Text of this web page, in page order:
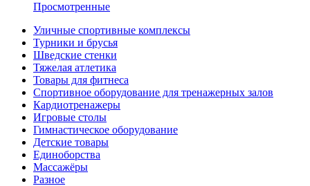
Просмотренные
Уличные спортивные комплексы
Турники и брусья
Шведские стенки
Тяжелая атлетика
Товары для фитнеса
Спортивное оборудование для тренажерных залов
Кардиотренажеры
Игровые столы
Гимнастическое оборудование
Детские товары
Единоборства
Массажёры
Разное